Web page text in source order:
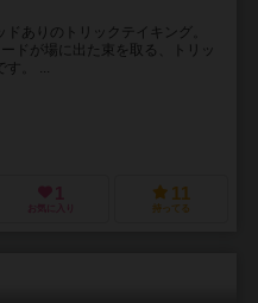
ありのトリックテイキング。
ドが場に出た束を取る、トリッ
。 ...
1
お気に入り
11
持ってる